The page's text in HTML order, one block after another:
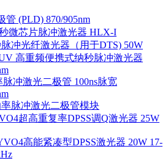
管 (PLD) 870/905nm
微芯片脉冲激光器 HLX-I
脉冲光纤激光器（用于DTS) 50W
高重频便携式纳秒脉冲激光器
脉冲激光二极管 100ns脉宽
率脉冲激光二极管模块
超高重复率DPSS调Q激光器 25W
高能紧凑型DPSS激光器 20W 17-